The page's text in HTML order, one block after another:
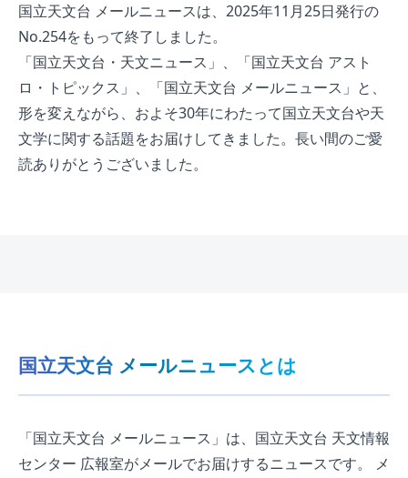
国立天文台 メールニュースは、2025年11月25日発行の
No.254をもって終了しました。
「国立天文台・天文ニュース」、「国立天文台 アスト
ロ・トピックス」、「国立天文台 メールニュース」と、
形を変えながら、およそ30年にわたって国立天文台や天
文学に関する話題をお届けしてきました。長い間のご愛
読ありがとうございました。
国立天文台 メールニュースとは
「国立天文台 メールニュース」は、国立天文台 天文情報
センター 広報室がメールでお届けするニュースです。 メ